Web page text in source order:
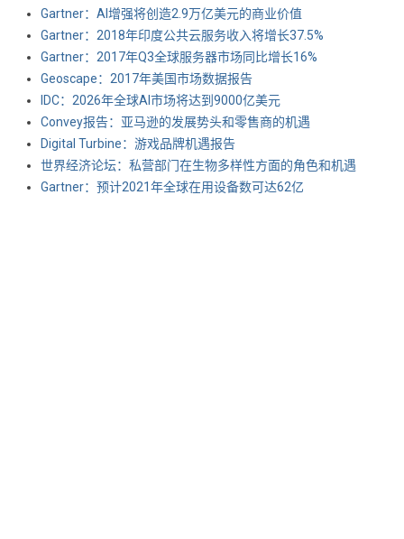
Gartner：AI增强将创造2.9万亿美元的商业价值
Gartner：2018年印度公共云服务收入将增长37.5%
Gartner：2017年Q3全球服务器市场同比增长16%
Geoscape：2017年美国市场数据报告
IDC：2026年全球AI市场将达到9000亿美元
Convey报告：亚马逊的发展势头和零售商的机遇
Digital Turbine：游戏品牌机遇报告
世界经济论坛：私营部门在生物多样性方面的角色和机遇
Gartner：预计2021年全球在用设备数可达62亿